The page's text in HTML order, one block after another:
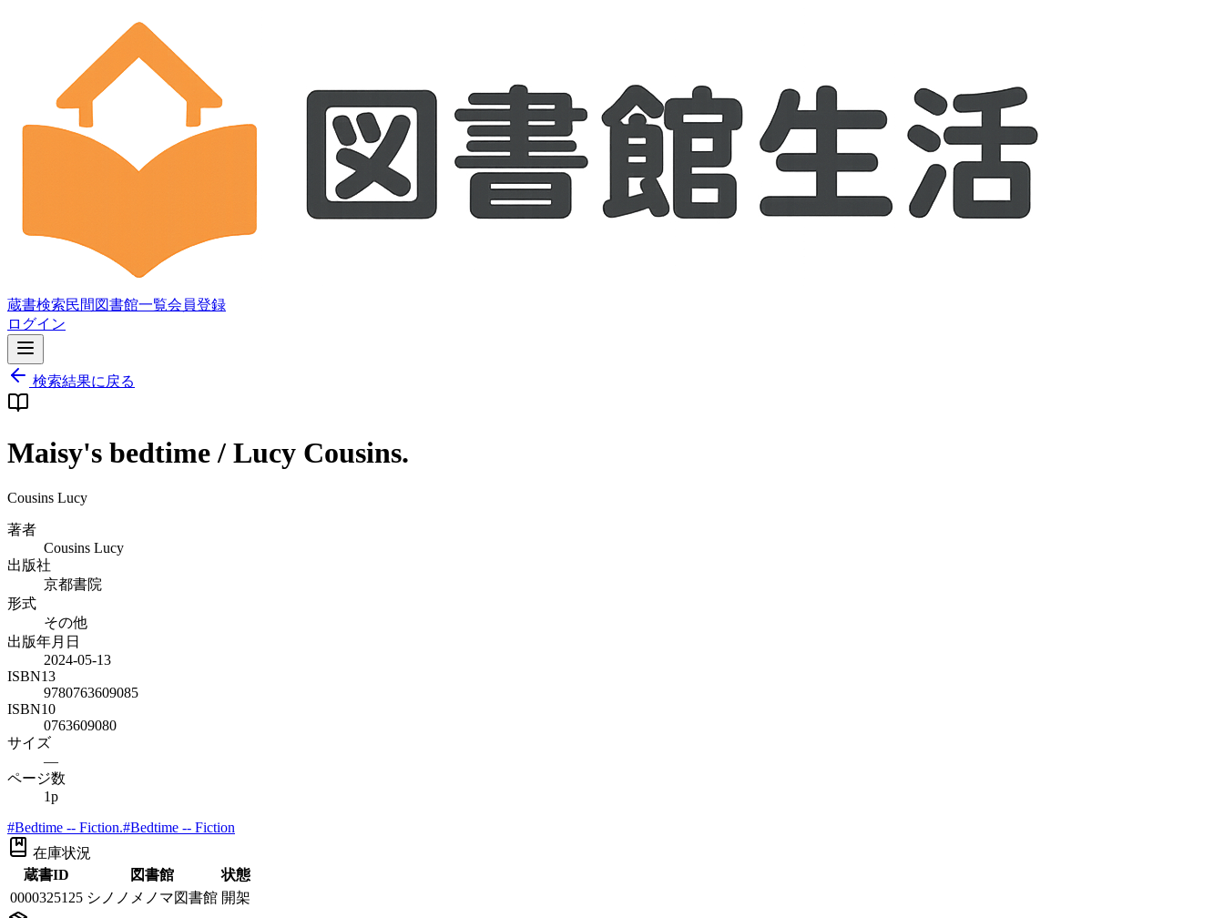
蔵書検索民間図書館一覧会員登録
ログイン
検索結果に戻る
Maisy's bedtime / Lucy Cousins.
Cousins Lucy
著者
Cousins Lucy
出版社
京都書院
形式
その他
出版年月日
2024-05-13
ISBN13
9780763609085
ISBN10
0763609080
サイズ
—
ページ数
1p
#Bedtime -- Fiction.#Bedtime -- Fiction
在庫状況
蔵書ID
図書館
状態
0000325125 シノノメノマ図書館 開架